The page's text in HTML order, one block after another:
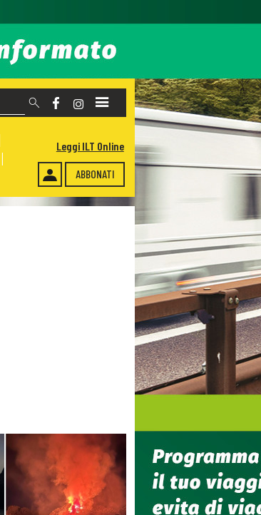
ABBONATI
Leggi ILT Online